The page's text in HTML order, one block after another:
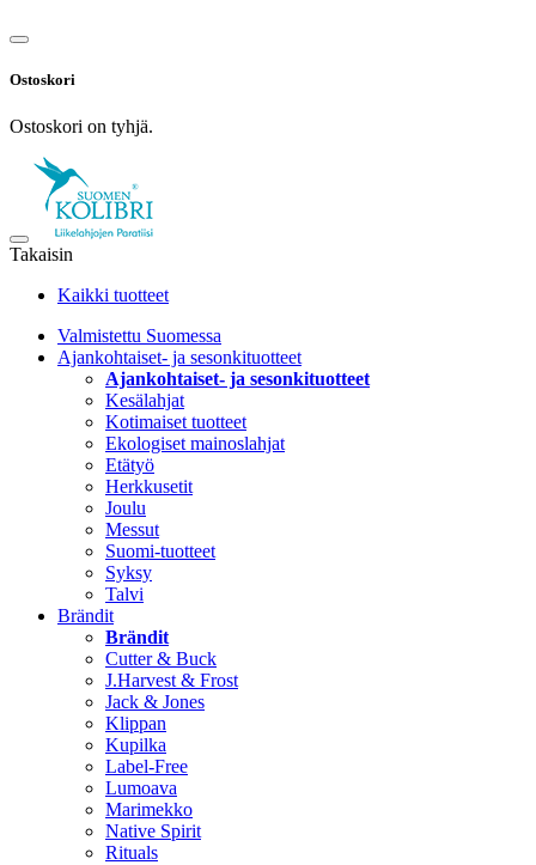
Ostoskori
Ostoskori on tyhjä.
Takaisin
Kaikki tuotteet
Valmistettu Suomessa
Ajankohtaiset- ja sesonkituotteet
Ajankohtaiset- ja sesonkituotteet
Kesälahjat
Kotimaiset tuotteet
Ekologiset mainoslahjat
Etätyö
Herkkusetit
Joulu
Messut
Suomi-tuotteet
Syksy
Talvi
Brändit
Brändit
Cutter & Buck
J.Harvest & Frost
Jack & Jones
Klippan
Kupilka
Label-Free
Lumoava
Marimekko
Native Spirit
Rituals